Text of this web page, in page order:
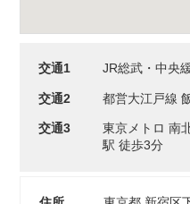
交通1 JR総武・中央
交通2 都営大江戸線
交通3
東京メトロ 南
駅 徒歩3分